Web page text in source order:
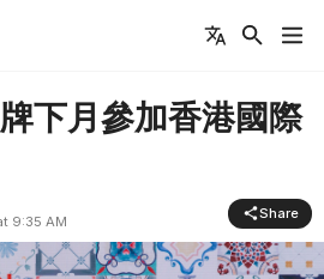
下月參加香港國際
9:35 AM Share